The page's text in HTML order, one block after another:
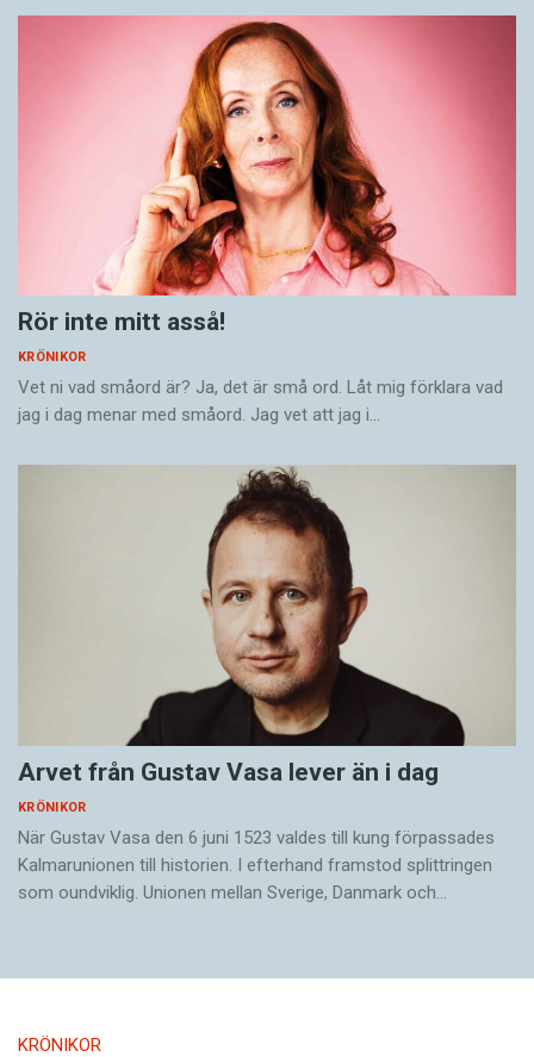
Rör inte mitt asså!
KRÖNIKOR
Vet ni vad småord är? Ja, det är små ord. Låt mig förklara vad
jag i dag menar med småord. Jag vet att jag i…
Arvet från Gustav Vasa lever än i dag
KRÖNIKOR
När Gustav Vasa den 6 juni 1523 ­valdes till kung förpassades
Kalmar­unionen till historien. I efterhand framstod splittringen
som ound­viklig. ­Unionen ­mellan Sverige, Danmark och…
KRÖNIKOR